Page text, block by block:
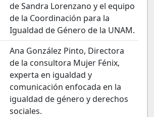
de Sandra Lorenzano y el equipo
de la Coordinación para la
Igualdad de Género de la UNAM.
Ana González Pinto, Directora
de la consultora Mujer Fénix,
experta en igualdad y
comunicación enfocada en la
igualdad de género y derechos
sociales.